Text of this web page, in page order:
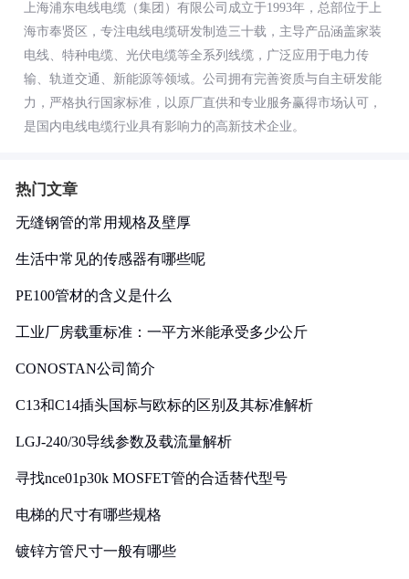
上海浦东电线电缆（集团）有限公司成立于1993年，总部位于上
海市奉贤区，专注电线电缆研发制造三十载，主导产品涵盖家装
电线、特种电缆、光伏电缆等全系列线缆，广泛应用于电力传
输、轨道交通、新能源等领域。公司拥有完善资质与自主研发能
力，严格执行国家标准，以原厂直供和专业服务赢得市场认可，
是国内电线电缆行业具有影响力的高新技术企业。
热门文章
无缝钢管的常用规格及壁厚
生活中常见的传感器有哪些呢
PE100管材的含义是什么
工业厂房载重标准：一平方米能承受多少公斤
CONOSTAN公司简介
C13和C14插头国标与欧标的区别及其标准解析
LGJ-240/30导线参数及载流量解析
寻找nce01p30k MOSFET管的合适替代型号
电梯的尺寸有哪些规格
镀锌方管尺寸一般有哪些